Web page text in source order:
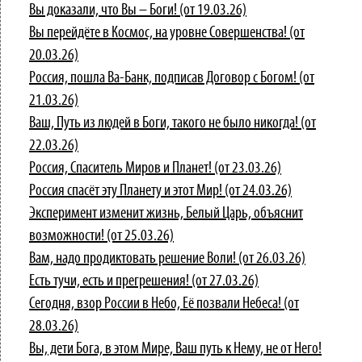
Вы доказали, что Вы – Боги! (от 19.03.26)
Вы перейдёте в Космос, на уровне Совершенства! (от
20.03.26)
Россия, пошла Ва-Банк, подписав Договор с Богом! (от
21.03.26)
Ваш, Путь из людей в Боги, такого не было никогда! (от
22.03.26)
Россия, Спаситель Миров и Планет! (от 23.03.26)
Россия спасёт эту Планету и этот Мир! (от 24.03.26)
Эксперимент изменит жизнь, Белый Царь, объяснит
возможности! (от 25.03.26)
Вам, надо продиктовать решение Воли! (от 26.03.26)
Есть тучи, есть и прегрешения! (от 27.03.26)
Сегодня, взор России в Небо, Её позвали Небеса! (от
28.03.26)
Вы, дети Бога, в этом Мире, Ваш путь к Нему, не от Него!